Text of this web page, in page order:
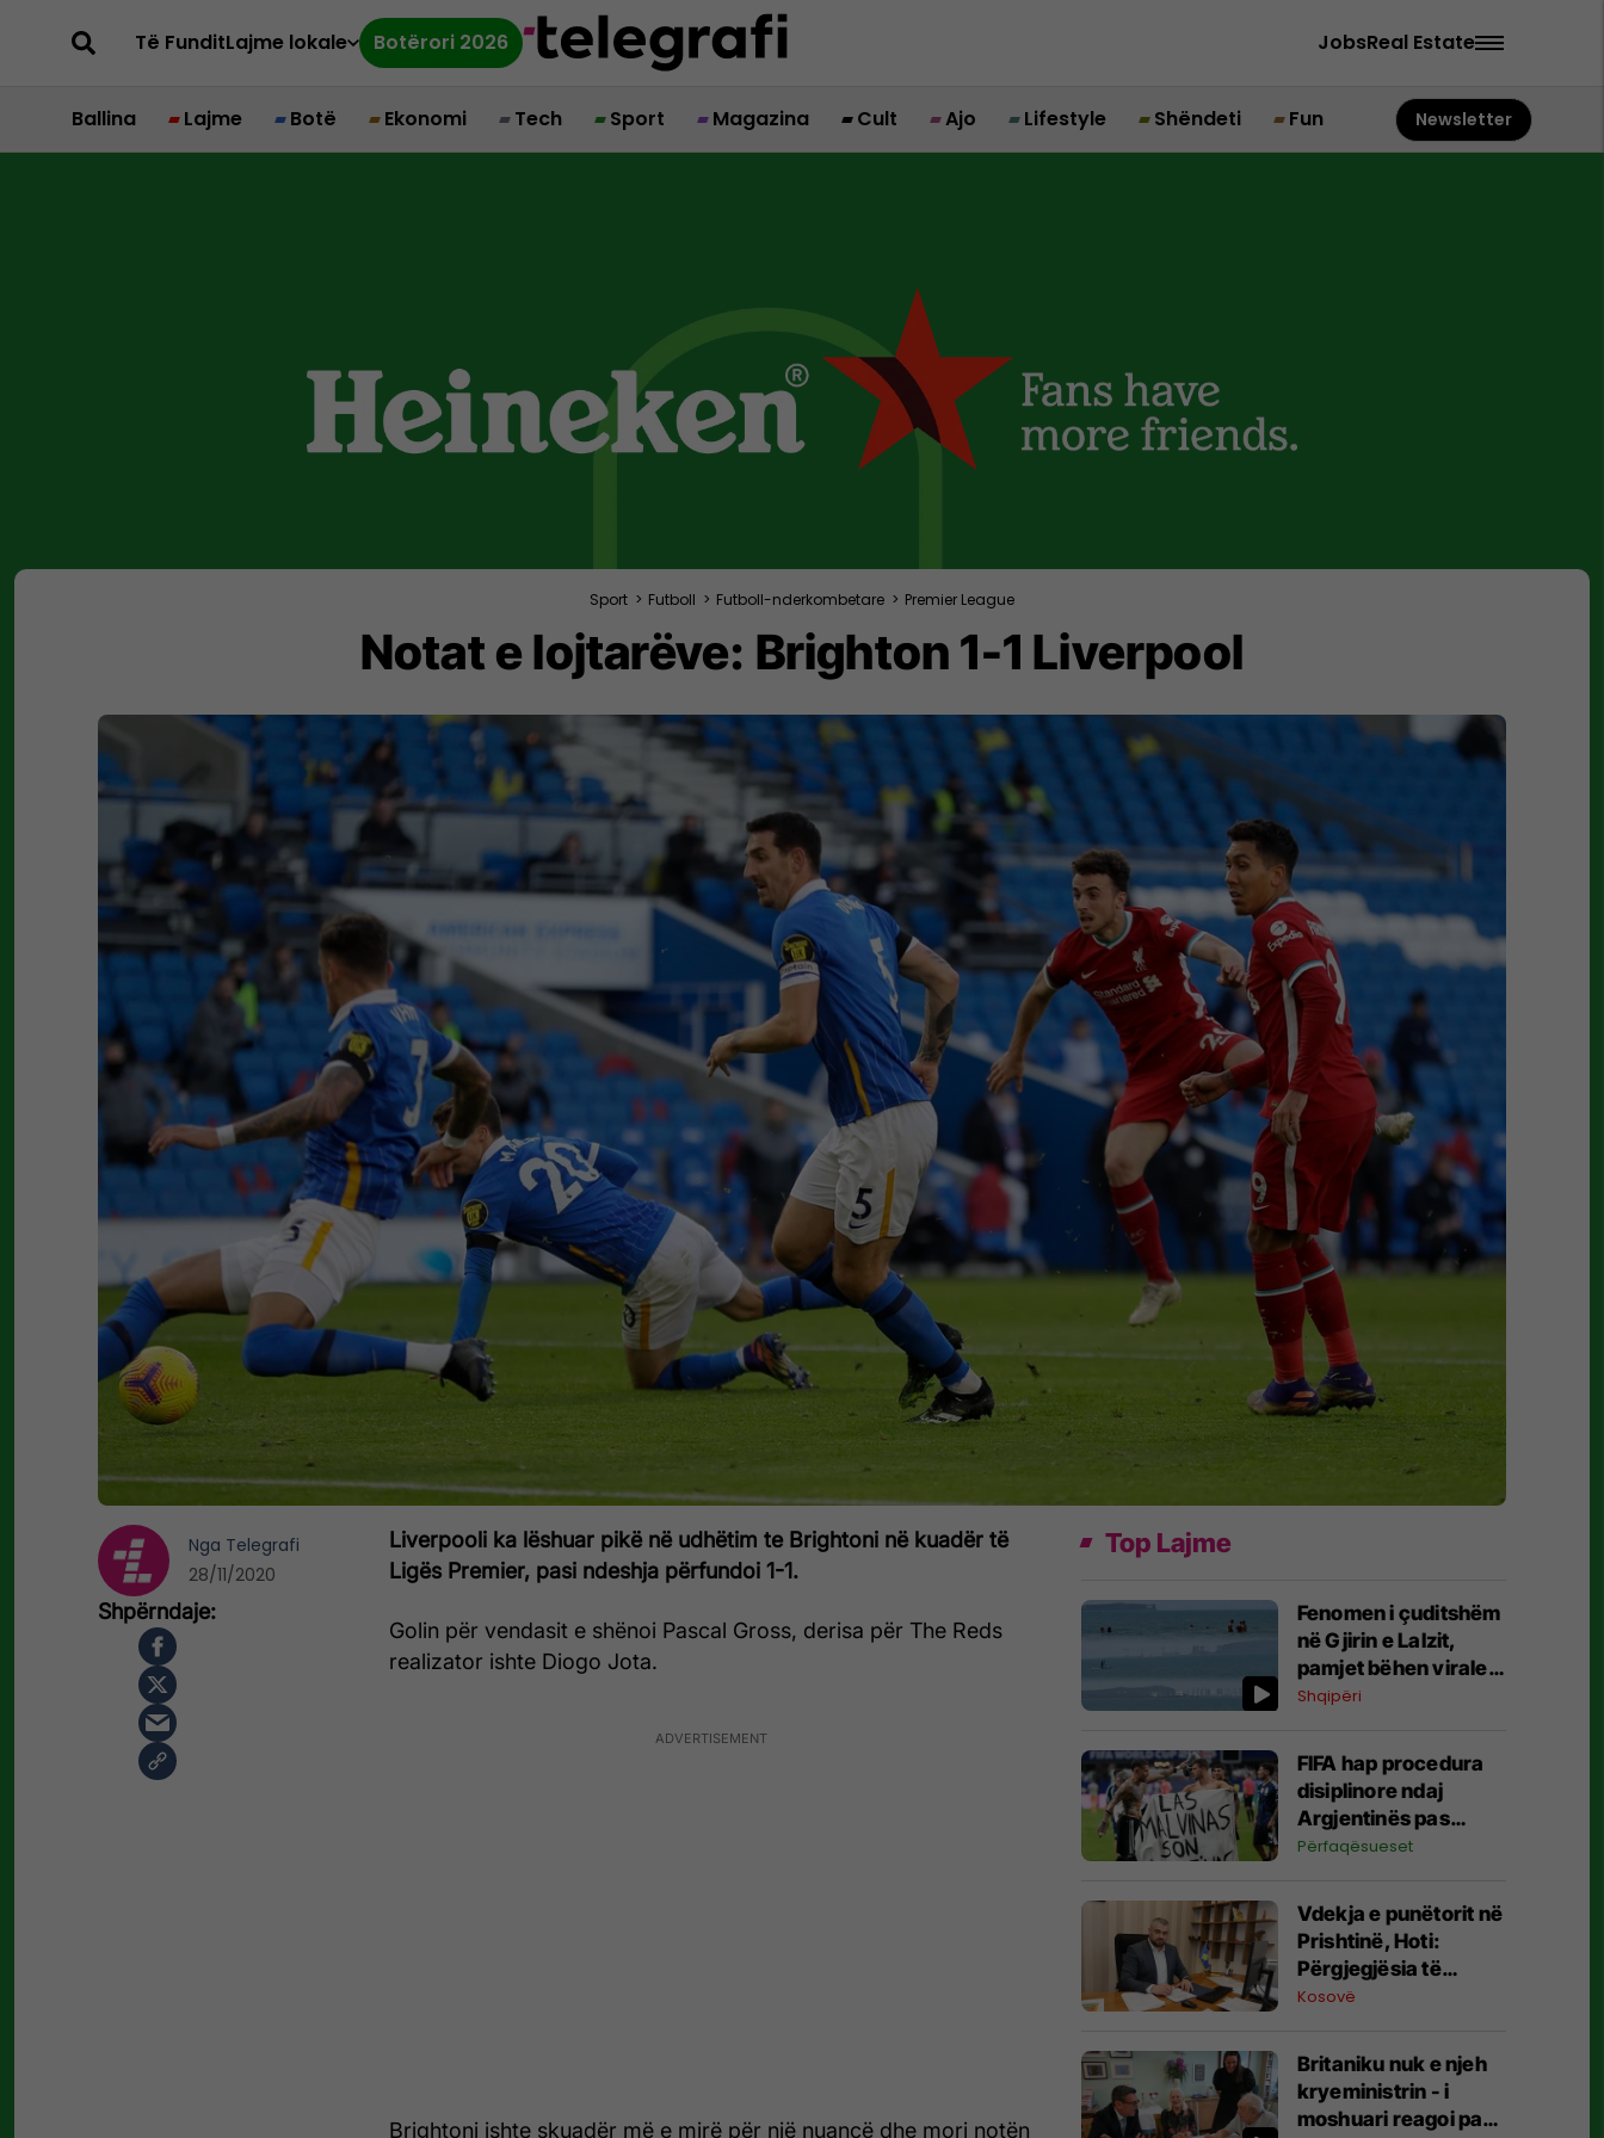
Të FunditLajme lokale Botërori 2026 JobsReal Estate
Ballina Lajme Botë Ekonomi Tech Sport Magazina Cult Ajo Lifestyle Shëndeti Fun Newsletter
Sport > Futboll > Futboll-nderkombetare > Premier League
Notat e lojtarëve: Brighton 1-1 Liverpool
Liverpooli ka lëshuar pikë në udhëtim te Brightoni në kuadër të
Ligës Premier, pasi ndeshja përfundoi 1-1.
Golin për vendasit e shënoi Pascal Gross, derisa për The Reds
realizator ishte Diogo Jota.
Brightoni ishte skuadër më e mirë për një nuancë dhe mori notën
Nga Telegrafi
28/11/2020
Top Lajme
Fenomen i çuditshëm
në Gjirin e Lalzit,
pamjet bëhen virale
(Video)
Shqipëri
FIFA hap procedura
disiplinore ndaj
Argjentinës pas
incidentit në Kupën e
Përfaqësueset
Vdekja e punëtorit në
Prishtinë, Hoti:
Përgjegjësia të
shkojë deri në fund,
inspektime me dronë
Kosovë
Britaniku nuk e njeh
kryeministrin - i
moshuari reagoi pasi